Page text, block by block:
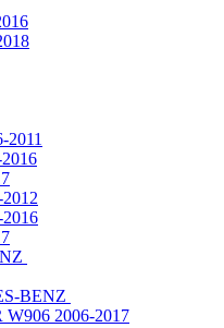
2011
BENZ
W906 2006-2017